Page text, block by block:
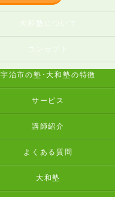
大和塾について
コンセプト
宇治市の塾･大和塾の特徴
サービス
講師紹介
よくある質問
大和塾